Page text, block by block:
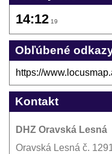
14:12 19
Obľúbené
https://
Kontakt
DHZ Oravská Lesná
Oravská Lesná č.